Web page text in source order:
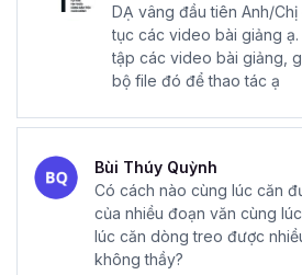
DẠ vâng đầu tiên Anh/
tục các video bài giảng
tập các video bài giảng,
bộ file đó để thao tác ạ
Bùi Thúy Quỳnh
Có cách nào cùng lúc căn
của nhiều đoạn văn cùng
lúc căn dòng treo được
không thầy?